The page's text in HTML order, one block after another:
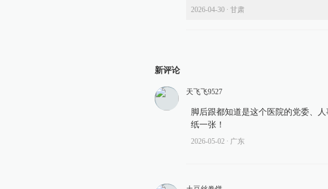
2026-04-30 ∙ 甘肃
新评论
天飞飞9527
脚后跟都知道是这个医院的党委、
纸一张！
2026-05-02 ∙ 广东